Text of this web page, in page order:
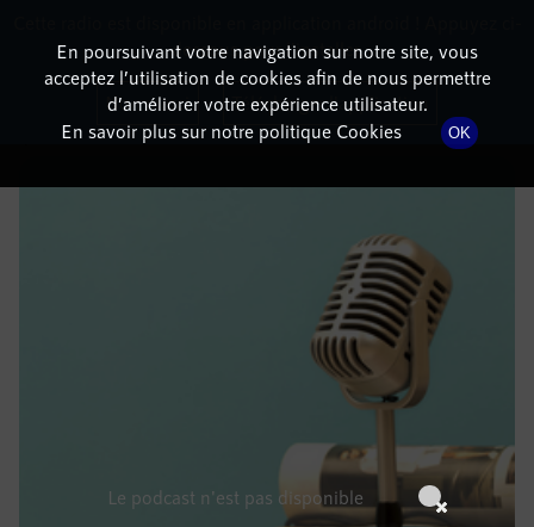
DÉTAILS DE L'ÉPISODE
4 juin 2023à 6h59, durée : Invalid date
En poursuivant votre navigation sur notre site, vous
acceptez l’utilisation de cookies afin de nous permettre
d’améliorer votre expérience utilisateur.
En savoir plus sur notre politique Cookies
OK
dessous pour l'installer.
Non merci Télécharger l'application
Le podcast n'est pas disponible